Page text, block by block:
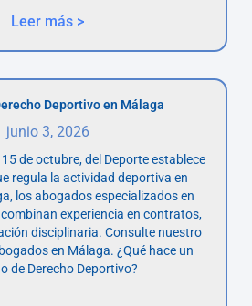
Leer más >
Deportivo en Málaga
junio 3, 2026
de octubre, del Deporte establece
regula la actividad deportiva en
los abogados especializados en
experiencia en contratos,
disciplinaria. Consulte nuestro
en Málaga. ¿Qué hace un
de Derecho Deportivo?